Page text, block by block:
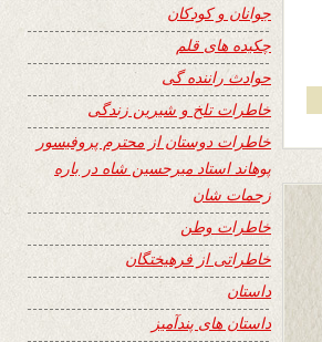
جوانان و کودکان
چکیده های قلم
حوادث راننده گی
خاطرات تلخ و شیرین زندگی
خاطرات دوستان از محترم پروفیسور
پوهاند استاد میرحسین شاه در باره
زحمات شان
خاطرات وطن
خاطراتی از فرهیختگان
داستان
داستان های پندآمیز